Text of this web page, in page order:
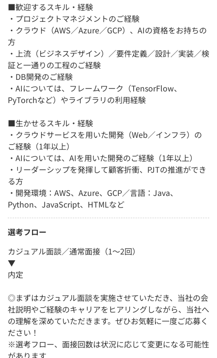
■歓迎するスキル・経験
・プロジェクトマネジメントのご経験
・クラウド（AWS／Azure／GCP）、AIの資格をお持ちの
方
・上流（ビジネスデザイン）／要件定義／設計／実装／検
証と一通りの工程のご経験
・DB開発のご経験
・AIについては、フレームワーク（TensorFlow、
PyTorchなど）やライブラリの利用経験
■生かせるスキル・経験
・クラウドサービスを用いた開発（Web／インフラ）の
ご経験（1年以上）
・AIについては、AIを用いた開発のご経験（1年以上）
・リーダーシップを発揮して顧客折衝、PJTの推進ができ
る方
・開発環境：AWS、Azure、GCP／言語：Java、
Python、JavaScript、HTMLなど
選考フロー
カジュアル面談／通常面接（1～2回）
▼
内定
◎まずはカジュアル面談を実施させていただき、当社の会
社説明やご経験のキャリアをヒアリングしながら、当社へ
の理解を深めていただきます。ぜひお気軽に一度ご応募く
ださい！
※選考フロー、面接回数は状況に応じて変更になる可能性
があります